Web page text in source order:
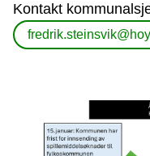
Kontakt